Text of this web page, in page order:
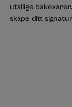
utallige
skape ditt